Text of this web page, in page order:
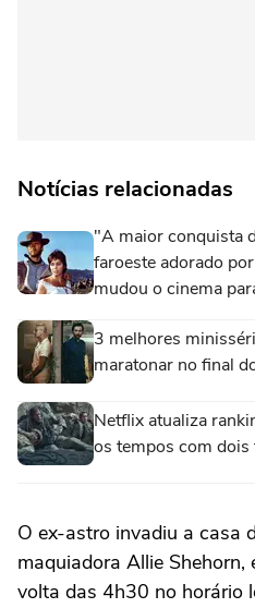
Notícias relacionadas
"A maior conquista
faroeste adorado
mudou o cinema
3 melhores
maratonar no final
Netflix atualiza
os tempos com
O ex-astro invadiu a casa
maquiadora Allie
volta das 4h30 no horário